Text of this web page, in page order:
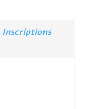
Inscriptions